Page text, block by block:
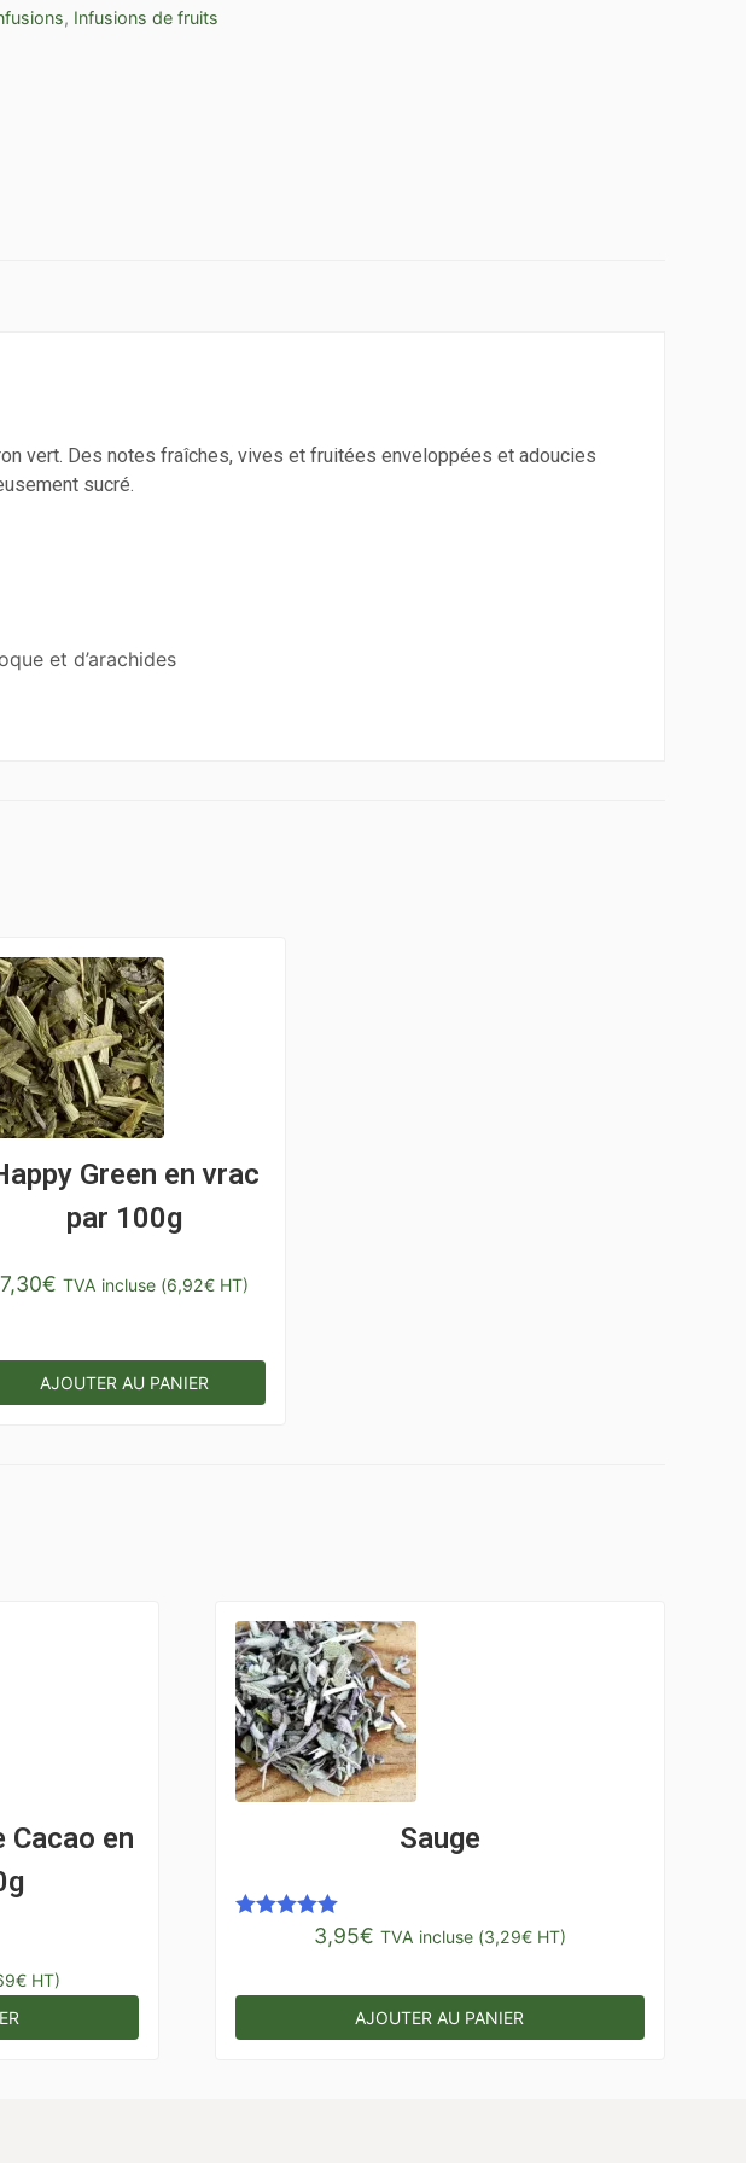
, Infusions de fruits
vert. Des notes fraîches, vives et fruitées enveloppées et adoucies
sucré.
et d’arachides
Green en vrac
par 100g
7,30€ TVA incluse (6,92€HT)
AJOUTER AU PANIER
Cacao en
€HT)
Sauge
5.003,95€ TVA incluse (3,29€HT)
AJOUTER AU PANIER